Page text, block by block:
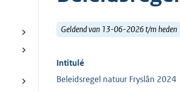
Geldend van 13-06-2026 t/m heden
Intitulé
Beleidsregel natuur Fryslân 2024